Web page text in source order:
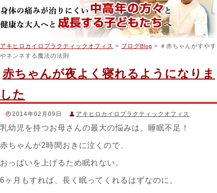
アキヒロカイロプラクティックオフィス > ブログ Blog > ＃赤ちゃんがすやす
やネンネする魔法の法則
赤ちゃんが夜よく寝れるようになりま
した
2014年02月09日
アキヒロカイロプラクティックオフィス
スタッフブログ
＃レム睡眠,＃保育士 , ＃夜泣き #睡眠不足
すやネンネする魔法の法則
乳幼児を持つお母さんの最大の悩みは、睡眠不足！
赤ちゃんが2時間おきに泣くので、
おっぱいを上げるため眠れない。
6ヶ月もすれば、長く眠ってくれるはずなのに。